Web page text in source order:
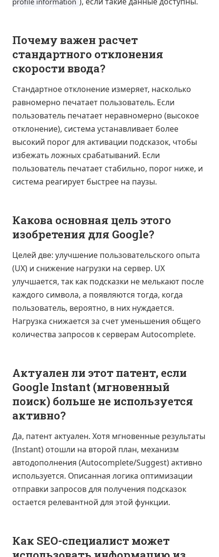
Почему важен расчет
стандартного отклонения
скорости ввода?
Стандартное отклонение измеряет, насколько
равномерно печатает пользователь. Если
пользователь печатает неравномерно (высокое
отклонение), система устанавливает более
высокий порог для активации подсказок, чтобы
избежать ложных срабатываний. Если
пользователь печатает стабильно, порог ниже, и
система реагирует быстрее на паузы.
Какова основная цель этого
изобретения для Google?
Целей две: улучшение пользовательского опыта
(UX) и снижение нагрузки на сервер. UX
улучшается, так как подсказки не мелькают после
каждого символа, а появляются тогда, когда
пользователь, вероятно, в них нуждается.
Нагрузка снижается за счет уменьшения общего
количества запросов к серверам Autocomplete.
Актуален ли этот патент, если
Google Instant (мгновенный
поиск) больше не используется
активно?
Да, патент актуален. Хотя мгновенные результаты
(Instant) отошли на второй план, механизм
автодополнения (Autocomplete/Suggest) активно
используется. Описанная логика оптимизации
отправки запросов для получения подсказок
остается релевантной для этой функции.
Как SEO-специалист может